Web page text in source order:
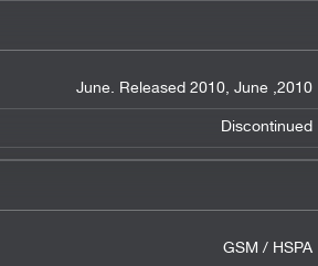
2010, June. Released 2010, June
Discontinued
GSM / HSPA